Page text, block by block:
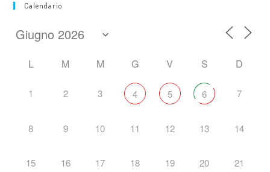
Calendario
L M M G V S D
1 2 3 4 5 6 7
8 9 10 11 12 13 14
15 16 17 18 19 20 21